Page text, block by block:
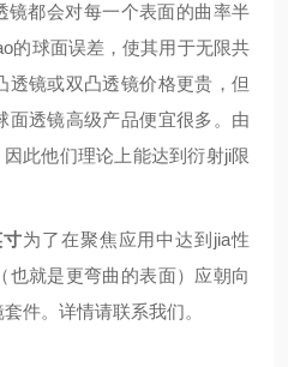
镜都会对每一个表面的曲率半
的球面误差，使其用于无限共
透镜或双凸透镜价格更贵，但
面透镜高级产品便宜很多。由
此他们理论上能达到衍射ji限
为了在聚焦应用中达到jia性
也就是更弯曲的表面）应朝向
件。详情请联系我们。